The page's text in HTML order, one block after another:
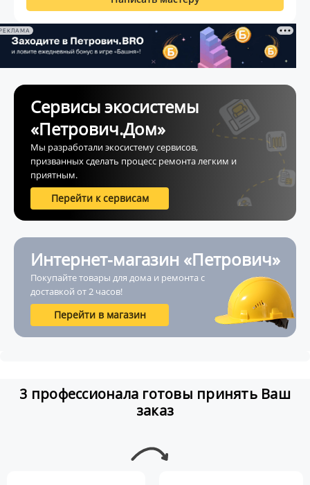
Сервисы экосистемы
«Петрович.Дом»
Мы разработали экосистему сервисов,
призванных сделать процесс ремонта легким и
приятным.
Перейти к сервисам
Интернет-магазин «Петрович»
Покупайте товары для дома и ремонта с
доставкой от 2 часов!
Перейти в магазин
3 профессионала готовы принять Ваш
заказ